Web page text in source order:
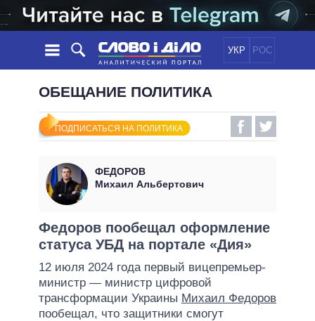
УКР РОС
НОВОСТИ
ЛЕНТА
СОБЫТИЯ
СТАТЬИ
МНЕНИЯ
ОБЗОРЫ
ДАЙДЖЕСТЫ
ПОЛИТИКА
ЭКОНОМИКА
МИР
ОБЕЩАНИЯ
ВСЕ ПОЛИТИКИ
ПРЕЗИДЕНТ И ОФИС
ВЕРХОВНАЯ РАДА
КАБИНЕТ МИНИСТРОВ
ГЛАВЫ ОБЛАДМИНИСТРАЦИЙ
МЭРЫ
ВСЕ ПЕРСОНЫ
ИНФОГРАФИКА
ПОДДЕРЖАТЬ
СРАВНЕНИЕ ПОЛИТИКОВ
ОБЕЩАНИЕ ПОЛИТИКА
ПОДПИСАТЬСЯ НА ПОЛИТИКА
ФЕДОРОВ
Михаил Альбертович
Федоров пообещал оформление
статуса УБД на портале «Дия»
12 июля 2024 года первый вицепремьер-
министр — министр цифровой
трансформации Украины Михаил Федоров
пообещал, что защитники смогут